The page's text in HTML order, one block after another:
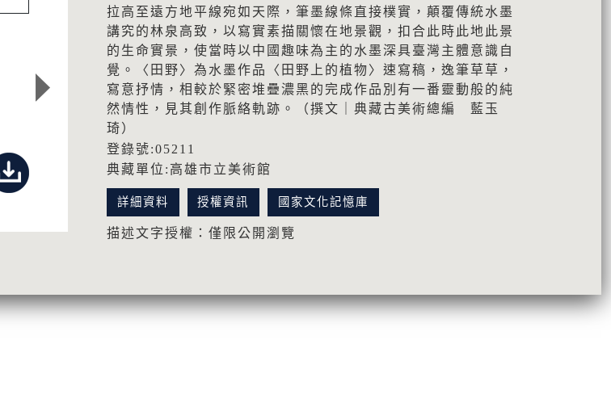
拉高至遠方地平線宛如天際，筆墨線條直接樸實，顛覆傳統水墨
講究的林泉高致，以寫實素描關懷在地景觀，扣合此時此地此景
的生命實景，使當時以中國趣味為主的水墨深具臺灣主體意識自
覺。〈田野〉為水墨作品〈田野上的植物〉速寫稿，逸筆草草，
寫意抒情，相較於緊密堆疊濃黑的完成作品別有一番靈動般的純
然情性，見其創作脈絡軌跡。（撰文｜典藏古美術總編 藍玉
琦）
登錄號:05211
典藏單位:高雄市立美術館
詳細資料 授權資訊 國家文化記憶庫
描述文字授權：僅限公開瀏覽